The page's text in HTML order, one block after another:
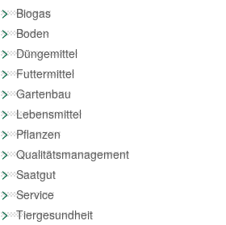
>Biogas
>Boden
>Düngemittel
>Futtermittel
>Gartenbau
>Lebensmittel
>Pflanzen
>Qualitätsmanagement
>Saatgut
>Service
>Tiergesundheit